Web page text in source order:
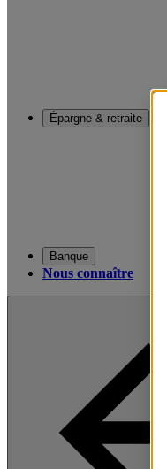
Épargne & retraite
Banque
Nous connaître